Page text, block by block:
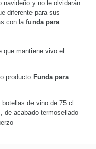
navideño y no le olvidarán
diferente para sus
con la funda para
que mantiene vivo el
producto Funda para
de vino de 75 cl
de acabado termosellado